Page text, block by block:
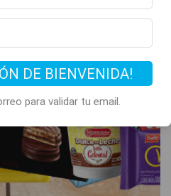
DE BIENVENIDA!
para validar tu email.